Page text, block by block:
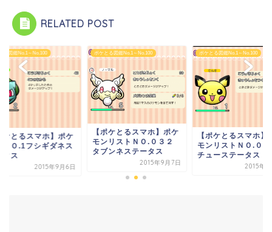
RELATED POST
る図鑑No.1～No.100
ケとるスマホ】ポケ
ＮＯ.1フシギダネス
タス
2015年9月6日
ポケとる図鑑No.1～No.100
【ポケとるスマホ】ポケ
モンリストＮＯ.０３２
タブンネステータス
2015年9月7日
ポケとる図鑑No.1～No.100
【ポケとるスマホ】
モンリストＮＯ.０
チューステータス
2015年9